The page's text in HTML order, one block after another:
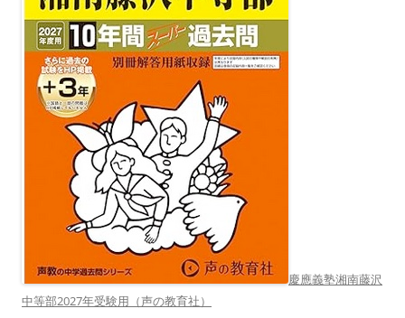
慶應義塾湘南藤沢
中等部2027年受験用（声の教育社）